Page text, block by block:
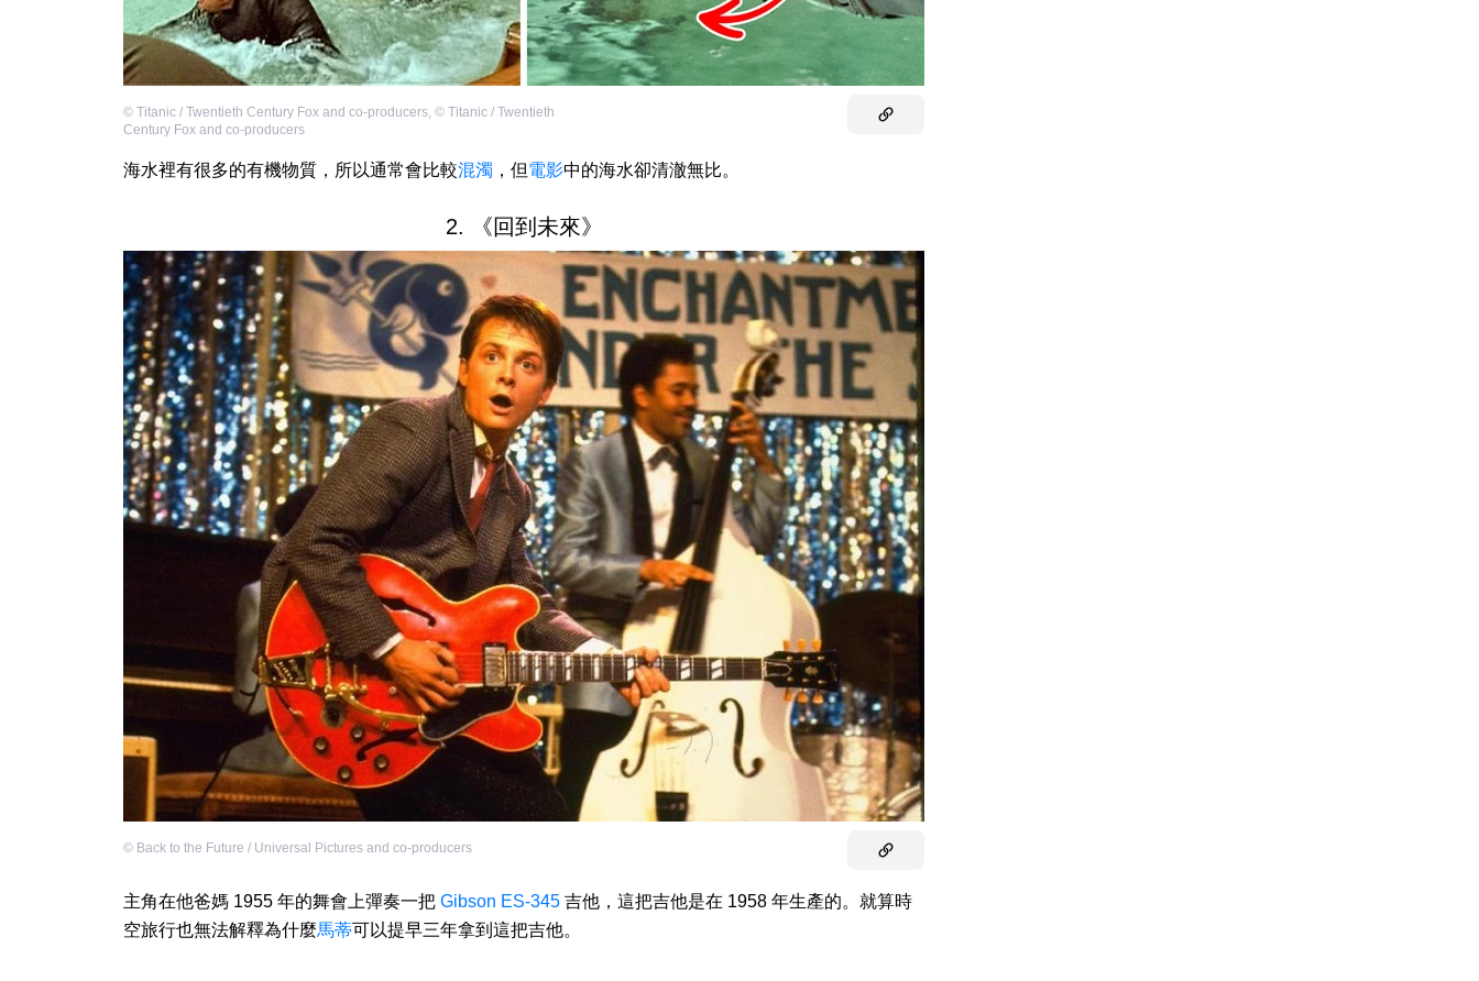
© Titanic / Twentieth Century Fox and co-producers, © Titanic / Twentieth
Century Fox and co-producers
海水裡有很多的有機物質，所以通常會比較混濁 ，但電影中的海水卻清澈無比。
2. 《回到未來》
© Back to the Future / Universal Pictures and co-producers
主角在他爸媽 1955 年的舞會上彈奏一把 Gibson ES-345 吉他，這把吉他是在 1958 年生產的。就算時
空旅行也無法解釋為什麼馬蒂可以提早三年拿到這把吉他。